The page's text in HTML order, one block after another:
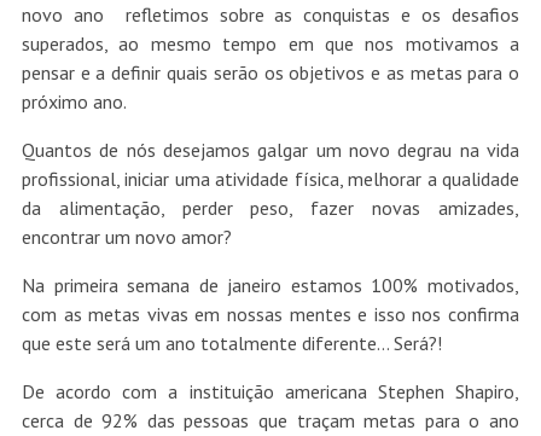
novo ano refletimos sobre as conquistas e os desafios
superados, ao mesmo tempo em que nos motivamos a
pensar e a definir quais serão os objetivos e as metas para o
próximo ano.
Quantos de nós desejamos galgar um novo degrau na vida
profissional, iniciar uma atividade física, melhorar a qualidade
da alimentação, perder peso, fazer novas amizades,
encontrar um novo amor?
Na primeira semana de janeiro estamos 100% motivados,
com as metas vivas em nossas mentes e isso nos confirma
que este será um ano totalmente diferente… Será?!
De acordo com a instituição americana Stephen Shapiro,
cerca de 92% das pessoas que traçam metas para o ano